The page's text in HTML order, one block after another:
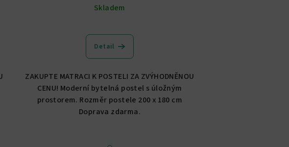
Skladem
Detail
ZAKUPTE MATRACI K POSTELI ZA ZVÝHODNĚNOU
CENU! Moderní bytelná postel s úložným
prostorem. Rozměr postele 200 x 180 cm
Doprava zdarma.